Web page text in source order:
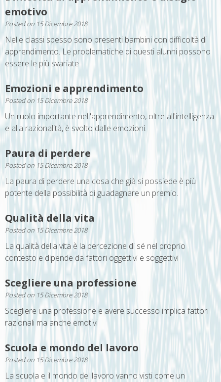
emotivo
Posted on 15 Dicembre 2018
Nelle classi spesso sono presenti bambini con difficoltà di
apprendimento. Le problematiche di questi alunni possono
essere le più svariate
Emozioni e apprendimento
Posted on 15 Dicembre 2018
Un ruolo importante nell'apprendimento, oltre all'intelligenza
e alla razionalità, è svolto dalle emozioni.
Paura di perdere
Posted on 15 Dicembre 2018
La paura di perdere una cosa che già si possiede è più
potente della possibilità di guadagnare un premio.
Qualità della vita
Posted on 15 Dicembre 2018
La qualità della vita è la percezione di sé nel proprio
contesto e dipende da fattori oggettivi e soggettivi
Scegliere una professione
Posted on 15 Dicembre 2018
Scegliere una professione e avere successo implica fattori
razionali ma anche emotivi
Scuola e mondo del lavoro
Posted on 15 Dicembre 2018
La scuola e il mondo del lavoro vanno visti come un